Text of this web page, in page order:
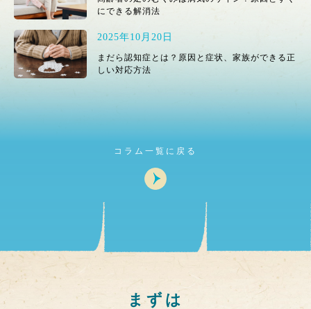
にできる解消法
2025年10月20日
まだら認知症とは？原因と症状、家族ができる正
しい対応方法
コラム一覧に戻る
まずは